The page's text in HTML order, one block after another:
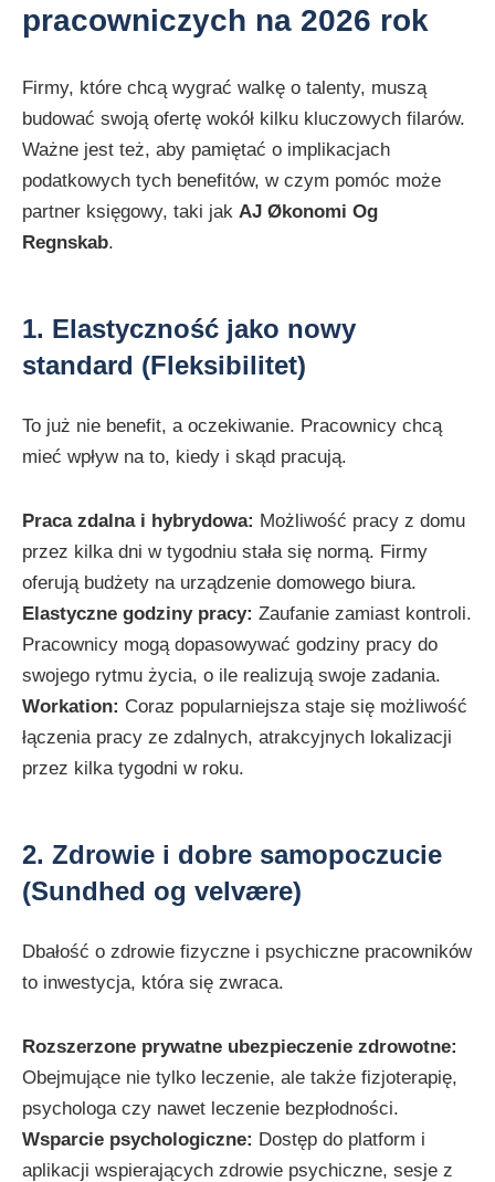
pracowniczych na 2026 rok
Firmy, które chcą wygrać walkę o talenty, muszą
budować swoją ofertę wokół kilku kluczowych filarów.
Ważne jest też, aby pamiętać o implikacjach
podatkowych tych benefitów, w czym pomóc może
partner księgowy, taki jak AJ Økonomi Og
Regnskab.
1. Elastyczność jako nowy
standard (Fleksibilitet)
To już nie benefit, a oczekiwanie. Pracownicy chcą
mieć wpływ na to, kiedy i skąd pracują.
Praca zdalna i hybrydowa: Możliwość pracy z domu
przez kilka dni w tygodniu stała się normą. Firmy
oferują budżety na urządzenie domowego biura.
Elastyczne godziny pracy: Zaufanie zamiast kontroli.
Pracownicy mogą dopasowywać godziny pracy do
swojego rytmu życia, o ile realizują swoje zadania.
Workation: Coraz popularniejsza staje się możliwość
łączenia pracy ze zdalnych, atrakcyjnych lokalizacji
przez kilka tygodni w roku.
2. Zdrowie i dobre samopoczucie
(Sundhed og velvære)
Dbałość o zdrowie fizyczne i psychiczne pracowników
to inwestycja, która się zwraca.
Rozszerzone prywatne ubezpieczenie zdrowotne:
Obejmujące nie tylko leczenie, ale także fizjoterapię,
psychologa czy nawet leczenie bezpłodności.
Wsparcie psychologiczne: Dostęp do platform i
aplikacji wspierających zdrowie psychiczne, sesje z